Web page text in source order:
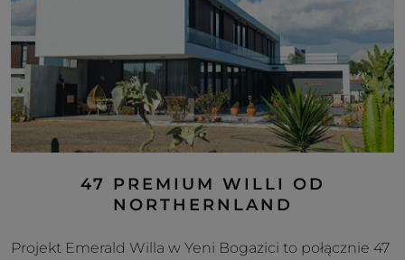
47 PREMIUM WILLI OD
NORTHERNLAND
Projekt Emerald Willa w Yeni Bogazici to połącznie 47